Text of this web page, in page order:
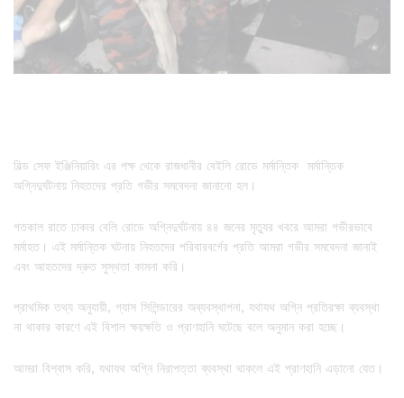
বিল্ড সেফ ইঞ্জিনিয়ারিং এর পক্ষ থেকে রাজধানীর বেইলি রোডে মর্মান্তিক মর্মান্তিক
অগ্নিদুর্ঘটনায় নিহতদের প্রতি গভীর সমবেদনা জানানো হল।
গতকাল রাতে ঢাকার বেলি রোডে অগ্নিদুর্ঘটনায় ৪৪ জনের মৃত্যুর খবরে আমরা গভীরভাবে
মর্মাহত। এই মর্মান্তিক ঘটনায় নিহতদের পরিবারবর্গের প্রতি আমরা গভীর সমবেদনা জানাই
এবং আহতদের দ্রুত সুস্থতা কামনা করি।
প্রাথমিক তথ্য অনুযায়ী, গ্যাস সিলিন্ডারের অব্যবস্থাপনা, যথাযথ অগ্নি প্রতিরক্ষা ব্যবস্থা
না থাকার কারণে এই বিশাল ক্ষয়ক্ষতি ও প্রাণহানি ঘটেছে বলে অনুমান করা হচ্ছে।
আমরা বিশ্বাস করি, যথাযথ অগ্নি নিরাপত্তা ব্যবস্থা থাকলে এই প্রাণহানি এড়ানো যেত।